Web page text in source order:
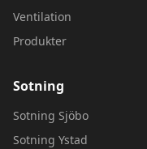
Ventilation
Produkter
Sotning
Sotning Sjöbo
Sotning Ystad